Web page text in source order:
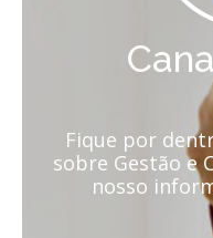
Fique por
sobre Gestão e
nosso